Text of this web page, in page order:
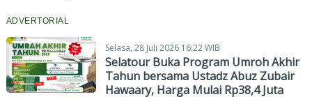
ADVERTORIAL
Selasa, 28 Juli 2026 16:22 WIB
Selatour Buka Program Umroh Akhir
Tahun bersama Ustadz Abuz Zubair
Hawaary, Harga Mulai Rp38,4 Juta